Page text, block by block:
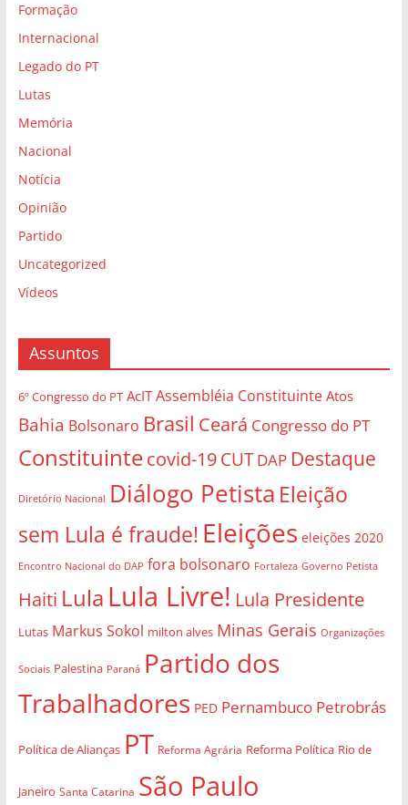
Formação
Internacional
Legado do PT
Lutas
Memória
Nacional
Notícia
Opinião
Partido
Uncategorized
Vídeos
Assuntos
6º Congresso do PT AcIT Assembléia Constituinte Atos
Bahia Bolsonaro Brasil Ceará Congresso do PT
Constituintecovid-19CUT DAP Destaque
Diretório Nacional Diálogo Petista Eleição
sem Lula é fraude! Eleições eleições 2020
Encontro Nacional do DAP fora bolsonaro Fortaleza Governo Petista
Haiti Lula Lula Livre! Lula Presidente
Lutas Markus Sokol milton alves Minas Gerais Organizações
Sociais Palestina Paraná Partido dos
Trabalhadores PED Pernambuco Petrobrás
Política de Alianças PT Reforma Agrária Reforma Política Rio de
Janeiro Santa Catarina São Paulo